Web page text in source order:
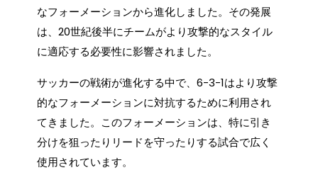
なフォーメーションから進化しました。その発展
は、20世紀後半にチームがより攻撃的なスタイル
に適応する必要性に影響されました。
サッカーの戦術が進化する中で、6-3-1はより攻撃
的なフォーメーションに対抗するために利用され
てきました。このフォーメーションは、特に引き
分けを狙ったりリードを守ったりする試合で広く
使用されています。